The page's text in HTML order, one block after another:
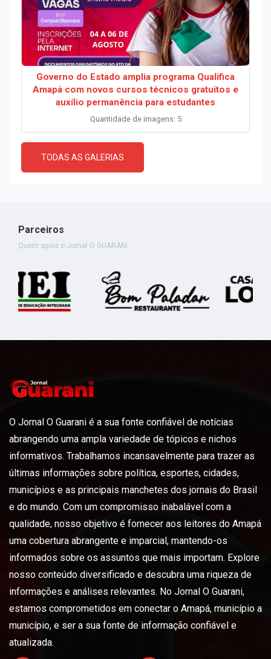
Governo do Estado amplia programa Qualifica
Amapá com novos cursos técnicos gratuitos e
auxílio permanência para estudantes
Quantidade de imagens: 5
TODAS AS GALERIAS
Parceiros
Quem apoia o Jornal O GUARANI
O Jornal O Guarani é a sua fonte confiável de notícias
abrangendo uma ampla variedade de tópicos e nichos
informativos. Trabalhamos incansavelmente para trazer as
últimas informações sobre política, esportes, cidades,
municípios e as principais manchetes dos jornais do Brasil
e do mundo. Com um compromisso inabalável com a
qualidade, nosso objetivo é fornecer aos leitores do Amapá
uma cobertura abrangente e imparcial, mantendo-os
informados sobre os assuntos que mais importam. Explore
nosso conteúdo diversificado e descubra uma riqueza de
informações e análises relevantes. No Jornal O Guarani,
estamos comprometidos em conectar o Amapá, município a
município, e ser a sua fonte de informação confiável e
atualizada.